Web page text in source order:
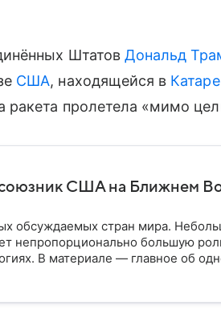
Штатов Дональд
США, находящейся в Катаре
пролетела «мимо
США на Ближнем
обсуждаемых стран мира.
непропорционально большую
В материале — главное об